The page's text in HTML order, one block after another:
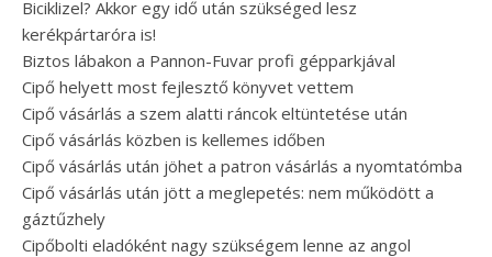
Biciklizel? Akkor egy idő után szükséged lesz
kerékpártaróra is!
Biztos lábakon a Pannon-Fuvar profi gépparkjával
Cipő helyett most fejlesztő könyvet vettem
Cipő vásárlás a szem alatti ráncok eltüntetése után
Cipő vásárlás közben is kellemes időben
Cipő vásárlás után jöhet a patron vásárlás a nyomtatómba
Cipő vásárlás után jött a meglepetés: nem működött a
gáztűzhely
Cipőbolti eladóként nagy szükségem lenne az angol